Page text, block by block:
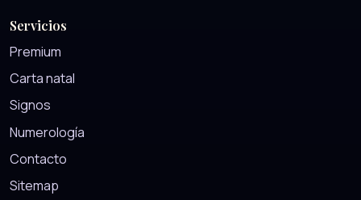
Servicios
Premium
Carta natal
Signos
Numerología
Contacto
Sitemap